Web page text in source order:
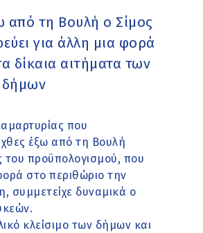
από τη Βουλή ο Σίμος
για άλλη μια φορά
δίκαια αιτήματα των
δήμων
που
έξω από τη Βουλή
του προϋπολογισμού, που
στο περιθώριο την
συμμετείχε δυναμικά ο
κλείσιμο των δήμων και